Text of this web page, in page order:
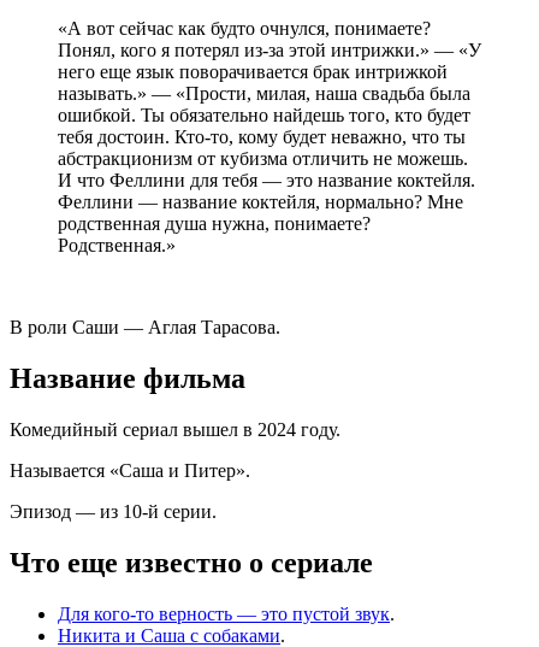
«А вот сейчас как будто очнулся, понимаете?
Понял, кого я потерял из-за этой интрижки.» — «У
него еще язык поворачивается брак интрижкой
называть.» — «Прости, милая, наша свадьба была
ошибкой. Ты обязательно найдешь того, кто будет
тебя достоин. Кто-то, кому будет неважно, что ты
абстракционизм от кубизма отличить не можешь.
И что Феллини для тебя — это название коктейля.
Феллини — название коктейля, нормально? Мне
родственная душа нужна, понимаете?
Родственная.»
В роли Саши — Аглая Тарасова.
Название фильма
Комедийный сериал вышел в 2024 году.
Называется «Саша и Питер».
Эпизод — из 10-й серии.
Что еще известно о сериале
Для кого-то верность — это пустой звук.
Никита и Саша с собаками.